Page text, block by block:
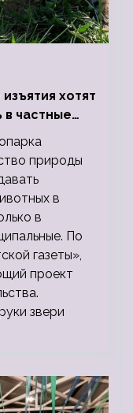
хотят
в частные
природы
в
в
По
газеты»,
проект
звери